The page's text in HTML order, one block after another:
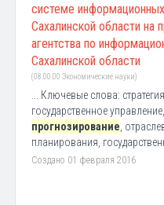
системе
Сахалинской области на
агентства по
Сахалинской области
(08.00.00 Экономические науки)
... Ключевые слова:
государственное
прогнозирование ,
планирования,
Создано 01 февраля 2016